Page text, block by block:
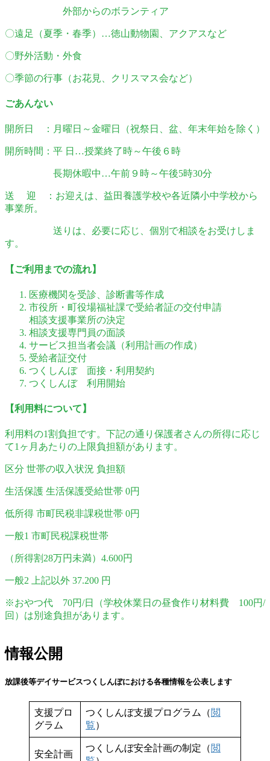
外部からのボランティア
〇遠足（夏季・春季）…徳山動物園、アクアスなど
〇野外活動・外食
〇季節の行事（お花見、クリスマス会など）
ごあんない
開所日 ：月曜日～金曜日（祝祭日、盆、年末年始を除く）
開所時間：平 日…授業終了時～午後６時
長期休暇中…午前９時～午後5時30分
送 迎 ：お迎えは、益田養護学校や各近隣小中学校から
事業所。
送りは、必要に応じ、個別で相談をお受けしま
す。
【ご利用までの流れ】
医療機関を受診、診断書等作成
市役所・町役場福祉課で受給者証の交付申請
相談支援事業所の決定
相談支援専門員の面談
サービス担当者会議（利用計画の作成）
受給者証交付
つくしんぼ 面接・利用契約
つくしんぼ 利用開始
【利用料について】
利用料の1割負担です。下記の通り保護者さんの所得に応じ
て1ヶ月あたりの上限負担額があります。
区分 世帯の収入状況 負担額
生活保護 生活保護受給世帯 0円
低所得 市町民税非課税世帯 0円
一般1 市町民税課税世帯
（所得割28万円未満）4.600円
一般2 上記以外 37.200 円
※おやつ代 70円/日（学校休業日の昼食作り材料費 100円/
回）は別途負担があります。
情報公開
放課後等デイサービスつくしんぼにおける各種情報を公表します
支援プロ
グラム
つくしんぼ支援プログラム（閲
覧）
安全計画
つくしんぼ安全計画の制定（閲